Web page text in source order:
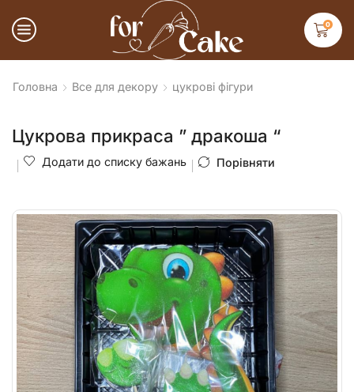
0
Головна Все для декору цукрові фігури
Цукрова прикраса ” дракоша “
Додати до списку бажань Порівняти